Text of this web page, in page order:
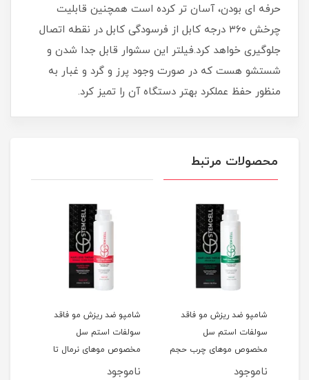
حرفه ای بودن، آسان تر کرده است همچنین قابلیت
چرخش ۳۶۰ درجه کابل از فرسودگی کابل در نقطه اتصال
جلوگیری خواهد کرد.فیلتر این سشوار قابل جدا شدن و
شستشو هست که در صورت وجود پرز و گرد و غبار به
منظور حفظ عملکرد بهتر دستگاه آن را تمیز کرد.
محصولات مرتبط
شامپو ضد ریزش مو فاقد
سولفات استم سل
مخصوص موهای چرب حجم
250ML
ناموجود
شامپو ضد ریزش مو فاقد
سولفات استم سل
مخصوص موهای نرمال تا
خشک حجم 250ML
ناموجود